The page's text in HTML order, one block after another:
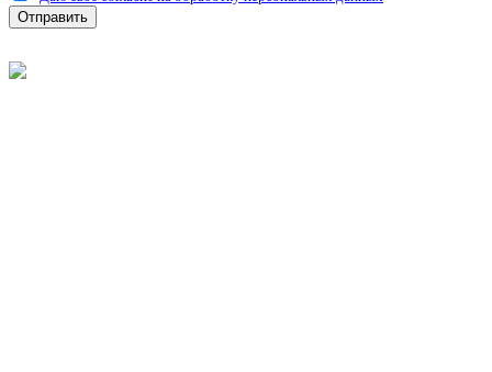
Отправить